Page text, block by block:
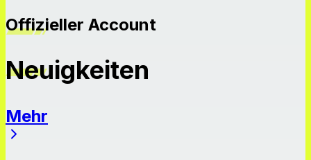
Offizieller Account
Neuigkeiten
Mehr